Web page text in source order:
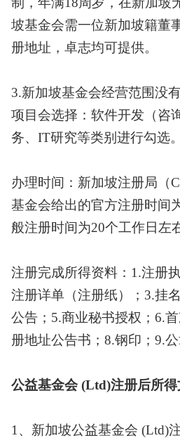
坡基金会需一位新加坡籍董
册地址，卓志均可提供。
3.新加坡基金会经营范围没
项目会选择：软件开发（咨
务、IT研究等类别进行勾选。
办理时间：新加坡注册局（
基金会给出的官方注册时间
般注册时间为20个工作日左
注册完成所得资料： 1.注册
注册详单（注册纸）；3.挂
公告；5.商业秘书授权；6.
册地址公告书；8.钢印；9.公
公益基金会(Ltd)注册后所得
1、新加坡公益基金会 (Ltd)